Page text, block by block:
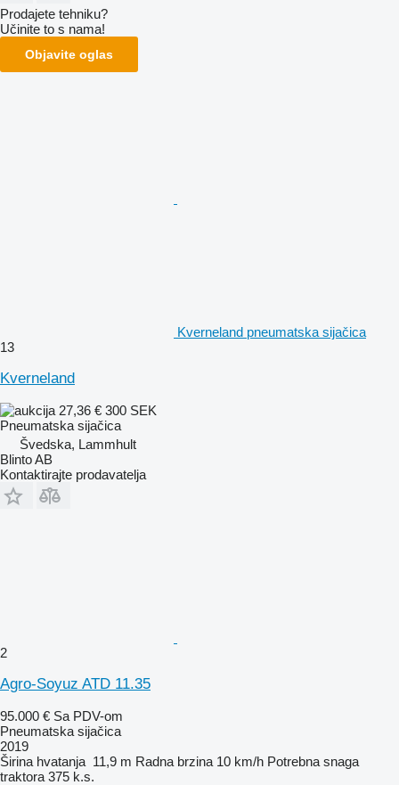
Prodajete tehniku?
Učinite to s nama!
Objavite oglas
Kverneland pneumatska sijačica
13
Kverneland
27,36 € 300 SEK
Pneumatska sijačica
Švedska, Lammhult
Blinto AB
Kontaktirajte prodavatelja
2
Agro-Soyuz ATD 11.35
95.000 € Sa PDV-om
Pneumatska sijačica
2019
Širina hvatanja 11,9 m Radna brzina 10 km/h Potrebna snaga
traktora 375 k.s.